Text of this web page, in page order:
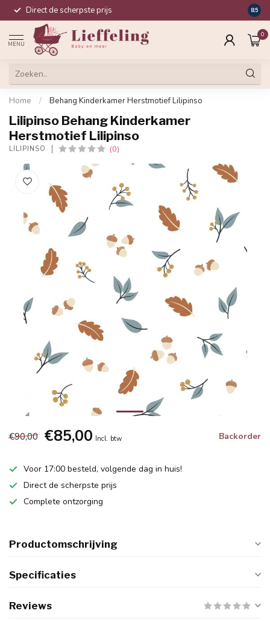
Direct de scherpste prijs 8.5
MENU
0
Home / Behang Kinderkamer Herstmotief Lilipinso
Lilipinso Behang Kinderkamer
Herstmotief Lilipinso
LILIPINSO (0)
€90,00 €85,00 Incl. btw Backorder
Voor 17:00 besteld, volgende dag in huis!
Direct de scherpste prijs
Complete ontzorging
Productomschrijving
Specificaties
Reviews